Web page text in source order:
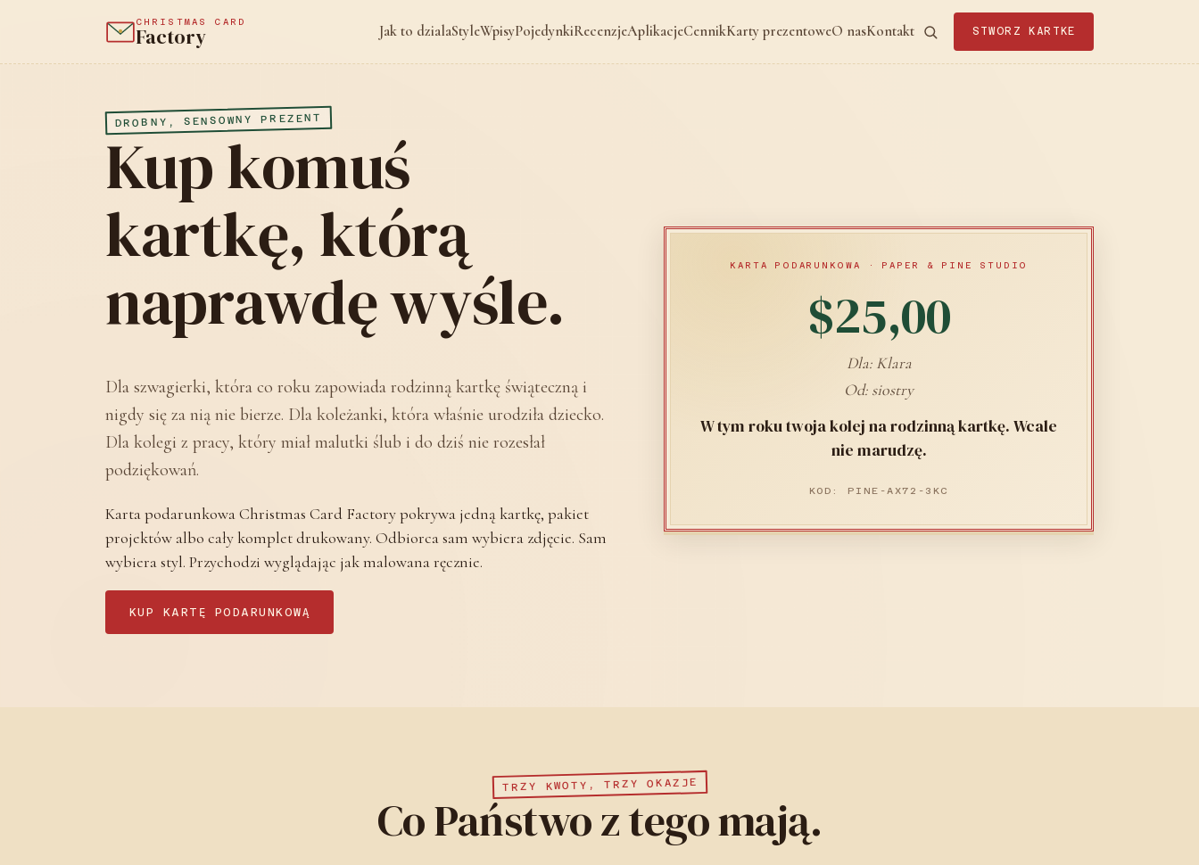
CHRISTMAS CARD
Factory Jak to dzialaStyleWpisyPojedynkiRecenzjeAplikacjeCennikKarty prezentoweO nasKontakt STWORZ KARTKE
DROBNY, SENSOWNY PREZENT
Kup komuś
kartkę, którą
naprawdę wyśle.
Dla szwagierki, która co roku zapowiada rodzinną kartkę świąteczną i
nigdy się za nią nie bierze. Dla koleżanki, która właśnie urodziła dziecko.
Dla kolegi z pracy, który miał malutki ślub i do dziś nie rozesłał
podziękowań.
Karta podarunkowa Christmas Card Factory pokrywa jedną kartkę, pakiet
projektów albo cały komplet drukowany. Odbiorca sam wybiera zdjęcie. Sam
wybiera styl. Przychodzi wyglądając jak malowana ręcznie.
KUP KARTĘ PODARUNKOWĄ
KARTA PODARUNKOWA · PAPER & PINE STUDIO
$25,00
Dla: Klara
Od: siostry
W tym roku twoja kolej na rodzinną kartkę. Wcale
nie marudzę.
KOD: PINE-AX72-3KC
TRZY KWOTY, TRZY OKAZJE
Co Państwo z tego mają.